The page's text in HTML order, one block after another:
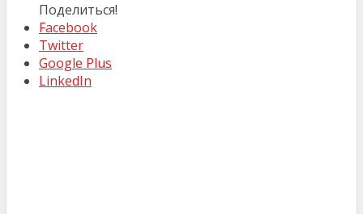
Поделиться!
Facebook
Twitter
Google Plus
LinkedIn